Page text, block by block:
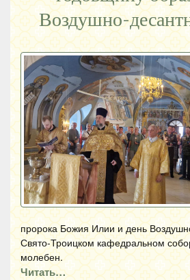
Воздушно-
пророка Божия Илии и день
Свято-Троицком кафедральном
молебен.
Читать…